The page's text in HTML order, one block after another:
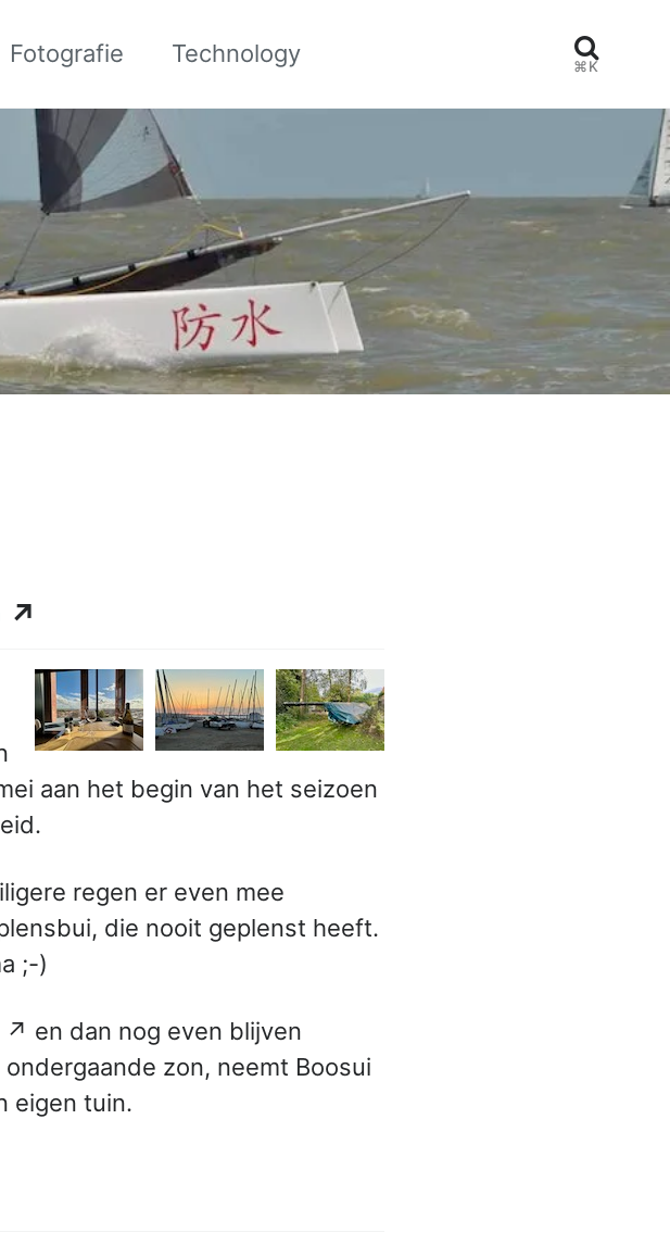
Fotografie Technology ⌘K
↗
aan het begin van het seizoen
regen er even mee
die nooit geplenst heeft.
;-)
↗ en dan nog even blijven
zon, neemt Boosui
eigen tuin.